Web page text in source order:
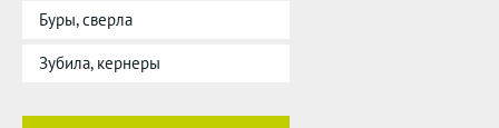
Буры, сверла
Зубила, кернеры